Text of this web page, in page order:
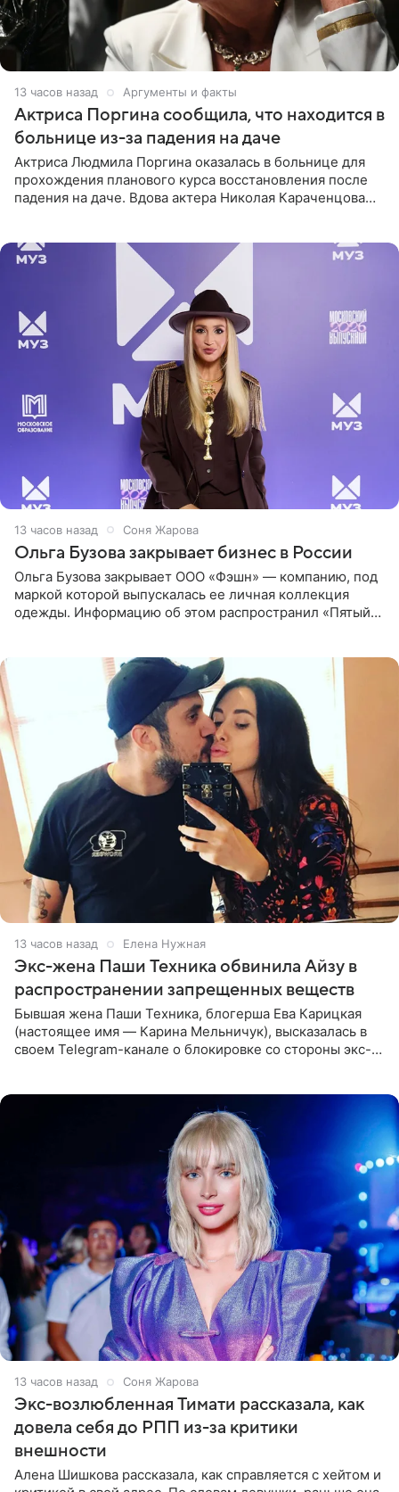
13 часов назад Аргументы и факты
Актриса Поргина сообщила, что находится в
больнице из-за падения на даче
Актриса Людмила Поргина оказалась в больнице для
прохождения планового курса восстановления после
падения на даче. Вдова актера Николая Караченцова
13 часов назад Соня Жарова
Ольга Бузова закрывает бизнес в России
Ольга Бузова закрывает ООО «Фэшн» — компанию, под
маркой которой выпускалась ее личная коллекция
одежды. Информацию об этом распространил «Пятый
13 часов назад Елена Нужная
Экс-жена Паши Техника обвинила Айзу в
распространении запрещенных веществ
Бывшая жена Паши Техника, блогерша Ева Карицкая
(настоящее имя — Карина Мельничук), высказалась в
своем Telegram-канале о блокировке со стороны экс-
13 часов назад Соня Жарова
Экс-возлюбленная Тимати рассказала, как
довела себя до РПП из-за критики
внешности
Алена Шишкова рассказала, как справляется с хейтом и